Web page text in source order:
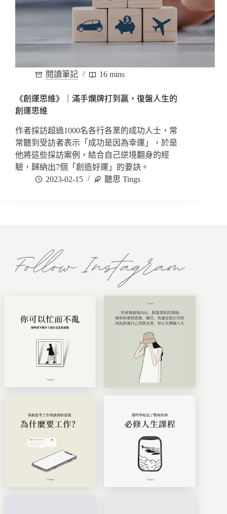
閱讀筆記 16 mins
《創運思維》｜滿手爛牌打到贏，復盤人生的
創運思維
作者採訪超過1000名各行各業的成功人士，常
常聽到受訪者表示「成功是因為幸運」，於是
他將這些採訪案例，結合自己逆境翻身的經
驗，歸納出7個「創造好運」的要訣。
2023-02-15
聽思 Tings